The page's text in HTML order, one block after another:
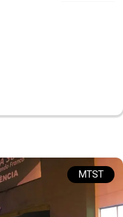
MTST